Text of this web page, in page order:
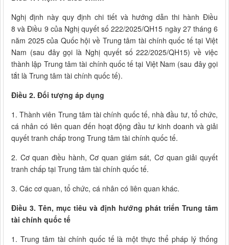
Nghị định này quy định chi tiết và hướng dẫn thi hành Điều
8 và Điều 9 của Nghị quyết số 222/2025/QH15 ngày 27 tháng 6
năm 2025 của Quốc hội về Trung tâm tài chính quốc tế tại Việt
Nam (sau đây gọi là Nghị quyết số 222/2025/QH15) về việc
thành lập Trung tâm tài chính quốc tế tại Việt Nam (sau đây gọi
tắt là Trung tâm tài chính quốc tế).
Điều 2. Đối tượng áp dụng
1. Thành viên Trung tâm tài chính quốc tế, nhà đầu tư, tổ chức,
cá nhân có liên quan đến hoạt động đầu tư kinh doanh và giải
quyết tranh chấp trong Trung tâm tài chính quốc tế.
2. Cơ quan điều hành, Cơ quan giám sát, Cơ quan giải quyết
tranh chấp tại Trung tâm tài chính quốc tế.
3. Các cơ quan, tổ chức, cá nhân có liên quan khác.
Điều 3. Tên, mục tiêu và định hướng phát triển Trung tâm
tài chính quốc tế
1. Trung tâm tài chính quốc tế là một thực thể pháp lý thống